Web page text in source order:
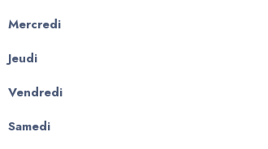
Mercredi
Jeudi
Vendredi
Samedi